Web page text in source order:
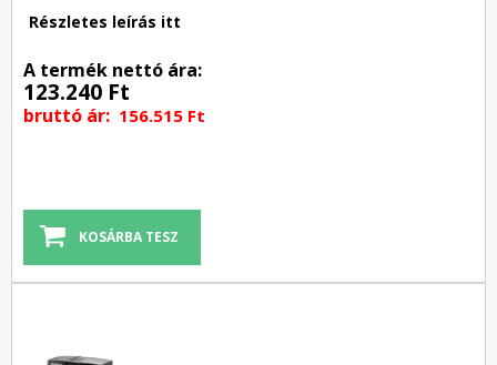
Részletes leírás itt
A termék nettó ára:
123.240 Ft
bruttó ár: 156.515 Ft